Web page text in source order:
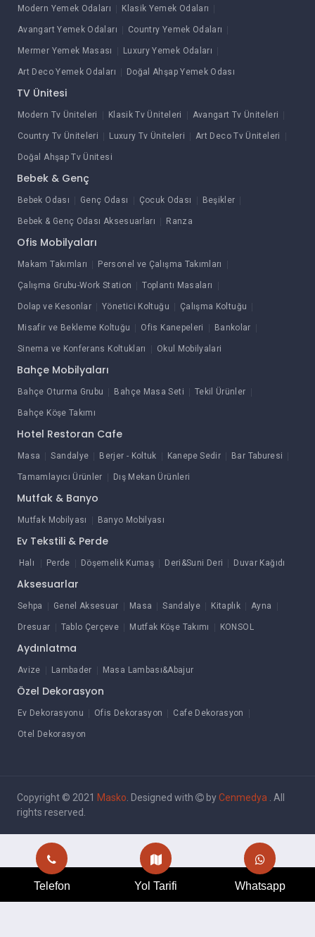
Telefon Yol Tarifi Whatsapp
Modern Yemek Odaları Klasik Yemek Odaları
Avangart Yemek Odaları Country Yemek Odaları
Mermer Yemek Masası Luxury Yemek Odaları
Art Deco Yemek Odaları Doğal Ahşap Yemek Odası
TV Ünitesi
Modern Tv Üniteleri Klasik Tv Üniteleri Avangart Tv Üniteleri
Country Tv Üniteleri Luxury Tv Üniteleri Art Deco Tv Üniteleri
Doğal Ahşap Tv Ünitesi
Bebek & Genç
Bebek Odası Genç Odası Çocuk Odası Beşikler
Bebek & Genç Odası Aksesuarları Ranza
Ofis Mobilyaları
Makam Takımları Personel ve Çalışma Takımları
Çalışma Grubu-Work Station Toplantı Masaları
Dolap ve Kesonlar Yönetici Koltuğu Çalışma Koltuğu
Misafir ve Bekleme Koltuğu Ofis Kanepeleri Bankolar
Sinema ve Konferans Koltukları Okul Mobilyalari
Bahçe Mobilyaları
Bahçe Oturma Grubu Bahçe Masa Seti Tekil Ürünler
Bahçe Köşe Takımı
Hotel Restoran Cafe
Masa Sandalye Berjer - Koltuk Kanepe Sedir Bar Taburesi
Tamamlayıcı Ürünler Dış Mekan Ürünleri
Mutfak & Banyo
Mutfak Mobilyası Banyo Mobilyası
Ev Tekstili & Perde
Halı Perde Döşemelik Kumaş Deri&Suni Deri Duvar Kağıdı
Aksesuarlar
Sehpa Genel Aksesuar Masa Sandalye Kitaplık Ayna
Dresuar Tablo Çerçeve Mutfak Köşe Takımı KONSOL
Aydınlatma
Avize Lambader Masa Lambası&Abajur
Özel Dekorasyon
Ev Dekorasyonu Ofis Dekorasyon Cafe Dekorasyon
Otel Dekorasyon
Copyright © 2021 Masko . Designed with byCenmedya
. All
rights reserved.